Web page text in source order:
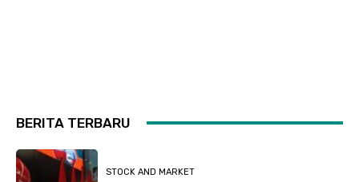
BERITA TERBARU
STOCK AND MARKET